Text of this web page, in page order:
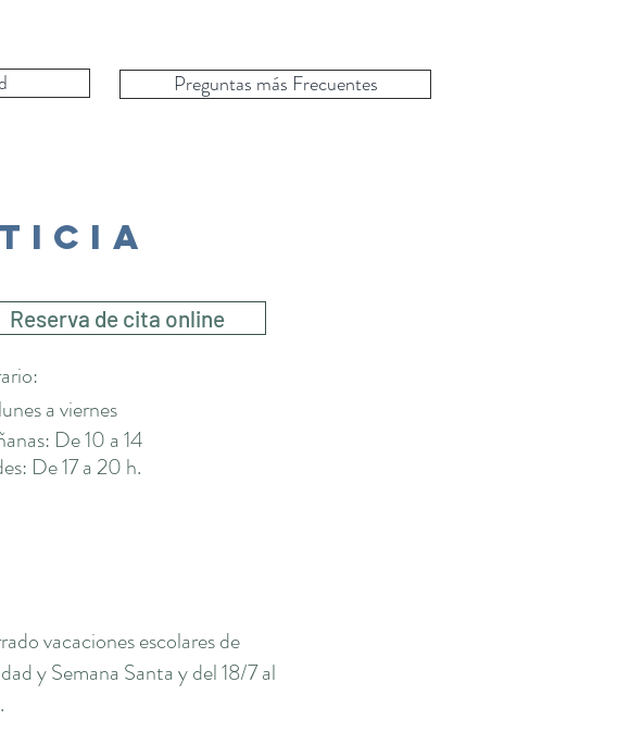
Preguntas más Frecuentes
Reserva de cita online
a viernes
De 10 a 14
De 17 a 20 h.
vacaciones escolares de
y Semana Santa y del 18/7 al